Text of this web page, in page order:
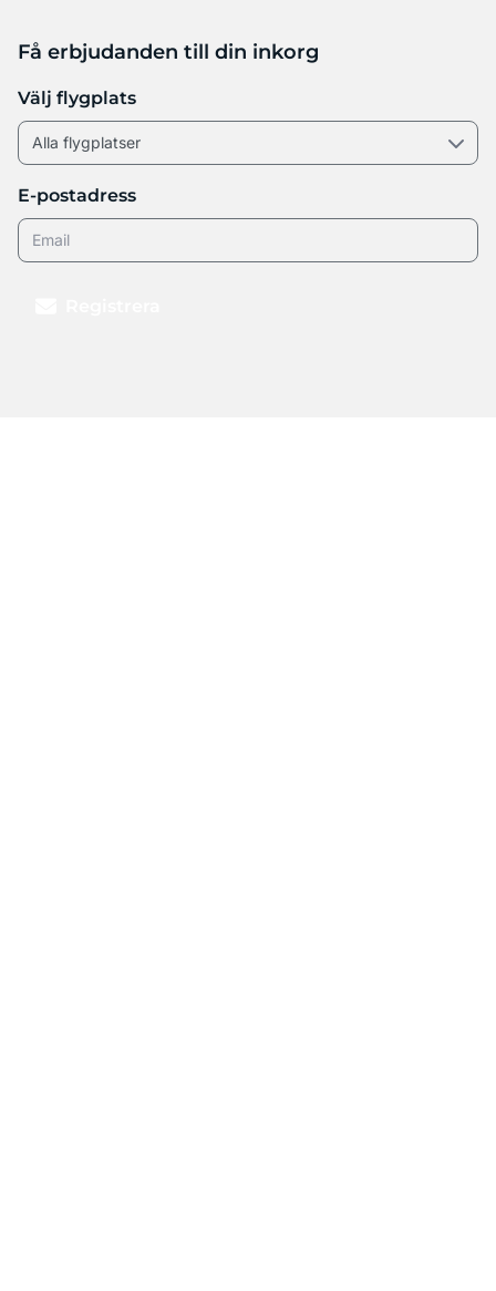
Få erbjudanden till din inkorg
Välj flygplats
E-postadress